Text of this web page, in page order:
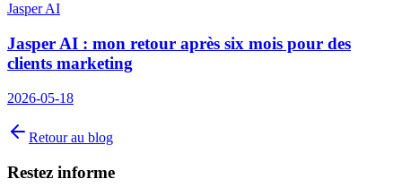
Jasper AI
Jasper AI : mon retour après six mois pour des
clients marketing
2026-05-18
Retour au blog
Restez informe